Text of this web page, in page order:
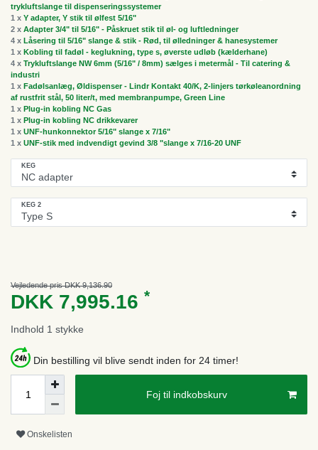
trykluftslange til dispenseringssystemer
1 x Y adapter, Y stik til ølfest 5/16"
2 x Adapter 3/4" til 5/16" - Påskruet stik til øl- og luftledninger
4 x Låsering til 5/16" slange & stik - Rød, til ølledninger & hanesystemer
1 x Kobling til fadøl - keglukning, type s, øverste udløb (kælderhane)
4 x Trykluftslange NW 6mm (5/16" / 8mm) sælges i metermål - Til catering &
industri
1 x Fadølsanlæg, Øldispenser - Lindr Kontakt 40/K, 2-linjers tørkøleanordning
af rustfrit stål, 50 liter/t, med membranpumpe, Green Line
1 x Plug-in kobling NC Gas
1 x Plug-in kobling NC drikkevarer
1 x UNF-hunkonnektor 5/16" slange x 7/16"
1 x UNF-stik med indvendigt gevind 3/8 "slange x 7/16-20 UNF
KEG
KEG 2
Vejledende pris DKK 9,136.90
DKK 7,995.16 *
Indhold 1 stykke
Din bestilling vil blive sendt inden for 24 timer!
Foj til indkobskurv
Onskelisten